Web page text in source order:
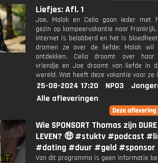
Liefjes: Afl. 1
Jae, Malak en Celia gaan ieder met
gezin op kampeervakantie naar
internet is belabberd en het is
dromen ze over de liefde: Malak wil
ontdekken, Celia droomt over haar
vriendje en Jae droomt van liefde in
wereld. Wat heeft deze vakantie voor ze
25-08-2024 17:20 NPO3
Alle afleveringen
Wie SPONSORT Thomas zijn
LEVEN? 🤑 #stuktv #podcast
#dating #duur #geld #sponsor
Van dit programma is geen informatie